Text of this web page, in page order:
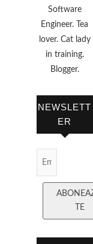
Software
Engineer. Tea
lover. Cat lady
in training.
Blogger.
NEWSLETT
ER
TE